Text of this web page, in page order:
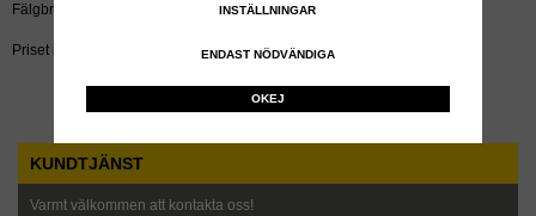
Fälgbredd tum: 2.75x12
Priset inkluderar återvinningsavgift!
KUNDTJÄNST
Varmt välkommen att kontakta oss!
INSTÄLLNINGAR
ENDAST NÖDVÄNDIGA
OKEJ